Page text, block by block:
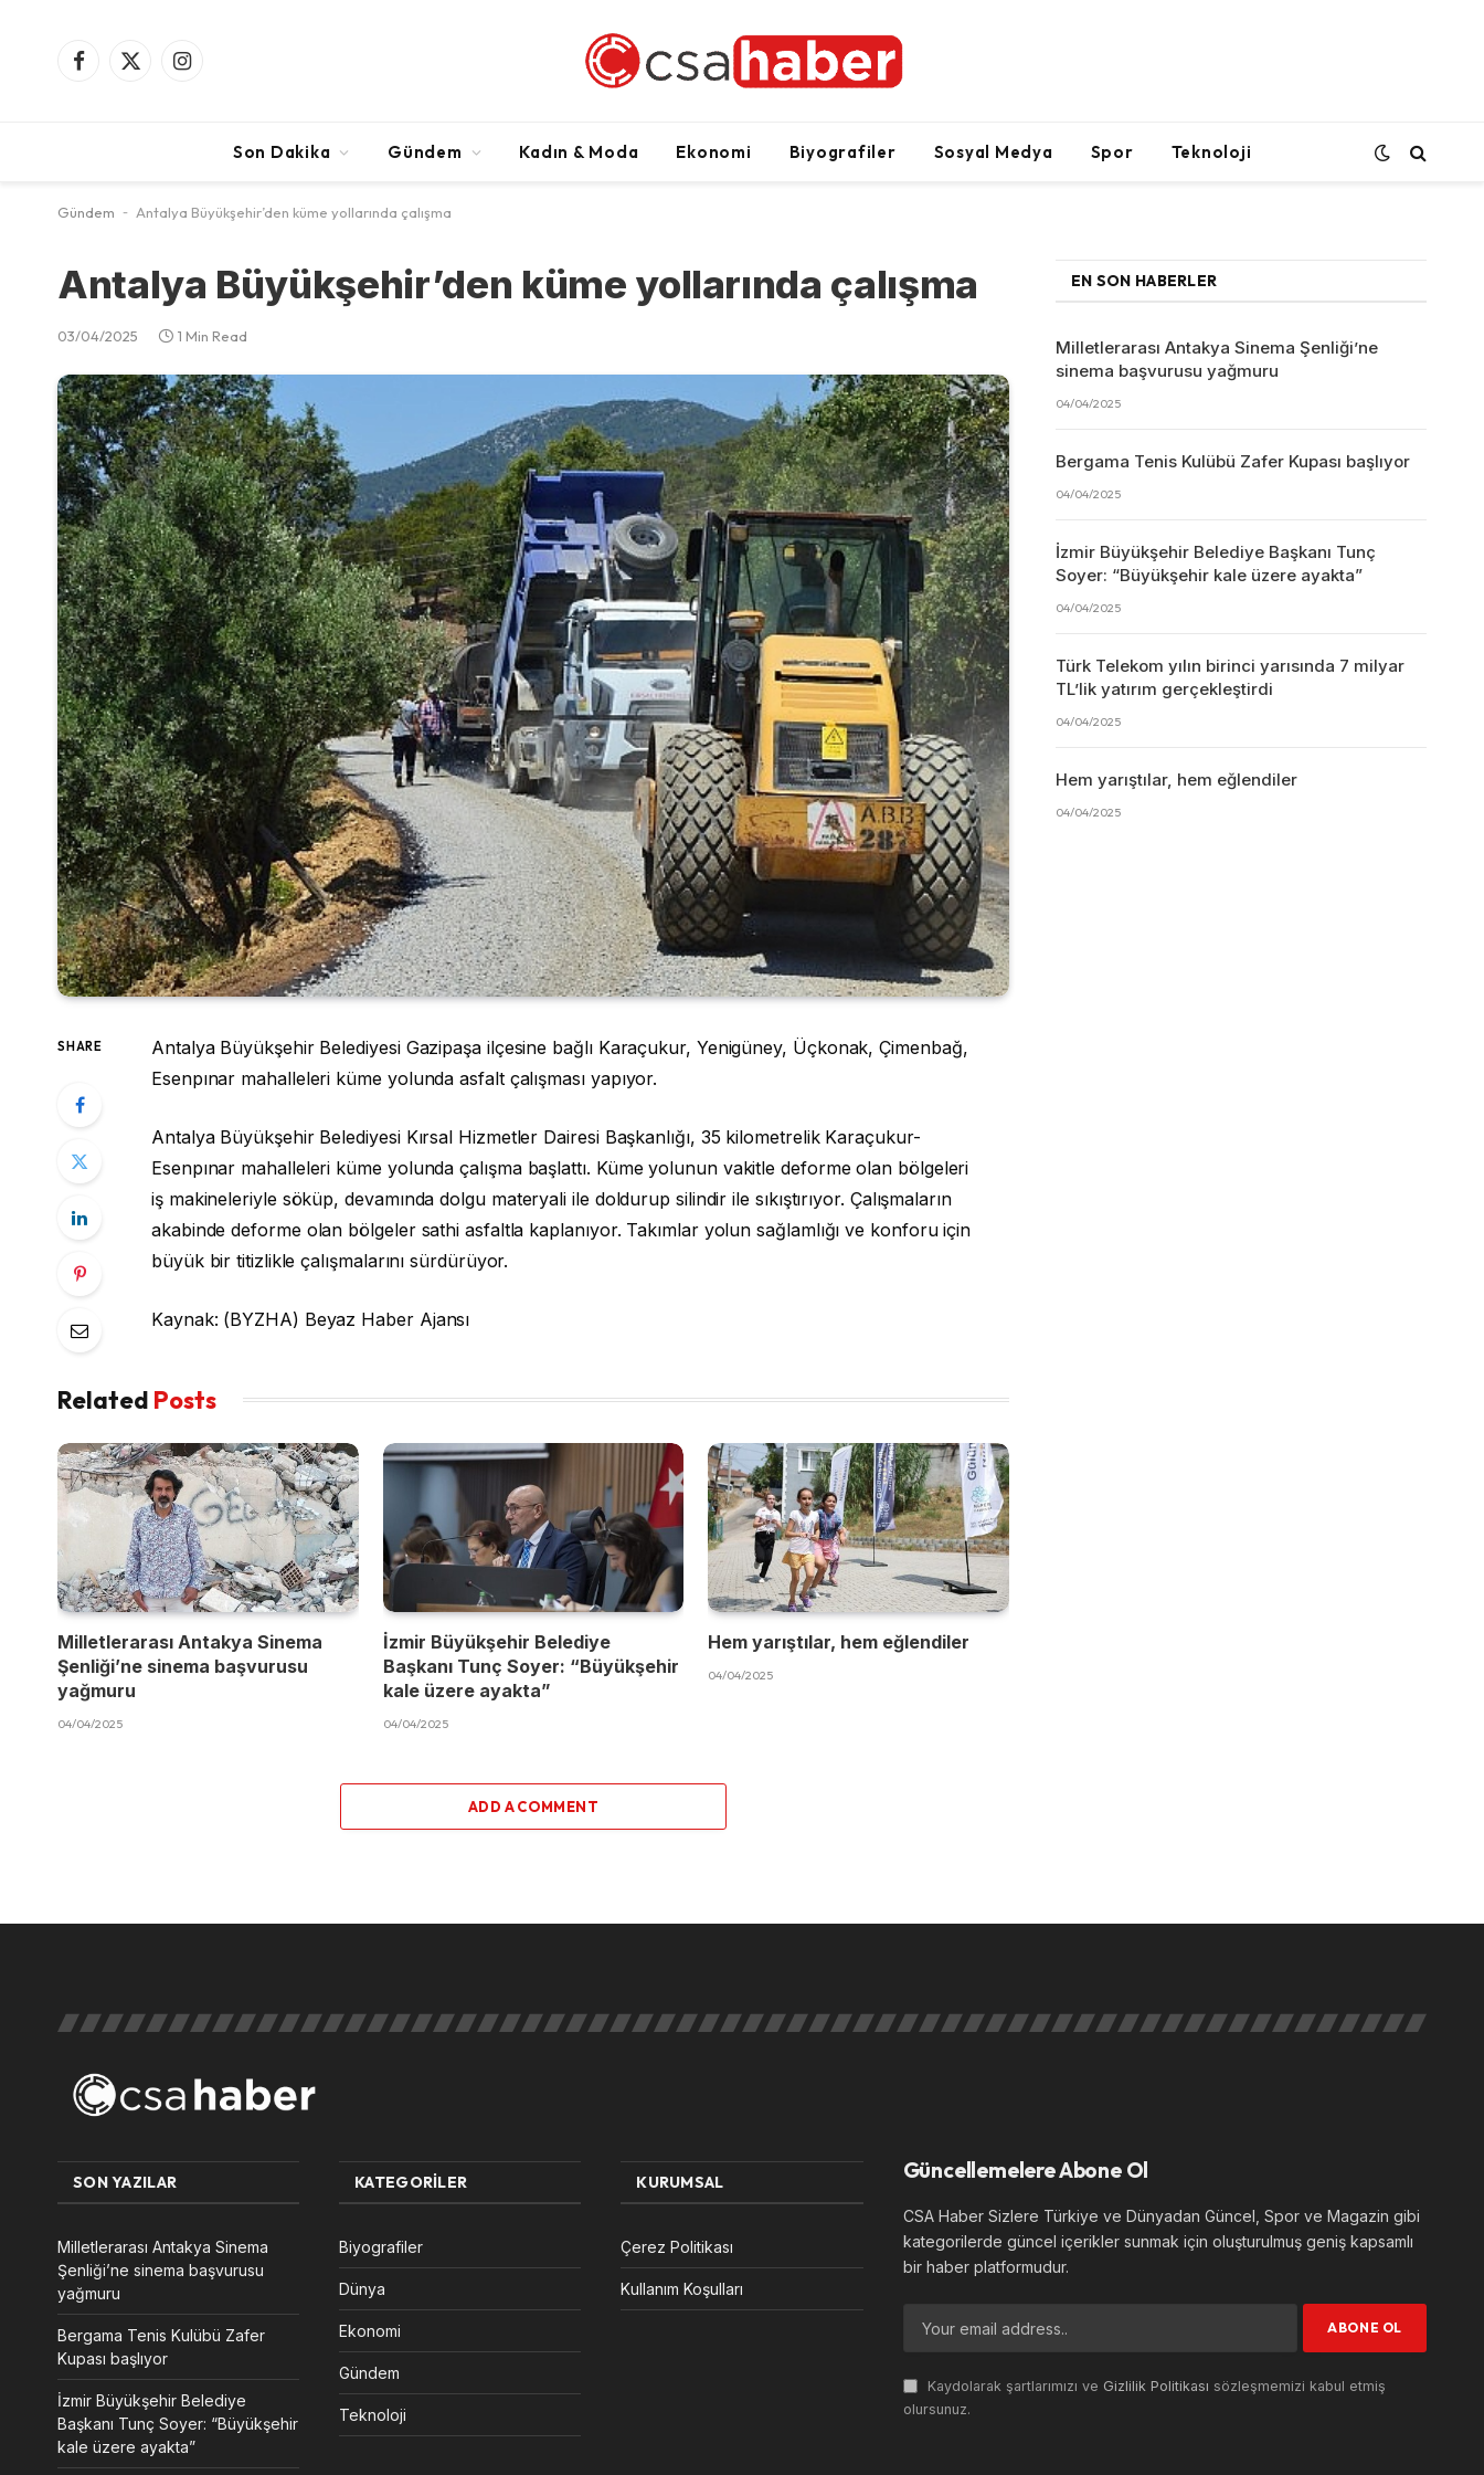
Facebook
X
Instagram
Son Dakika Gündem Kadın & Moda Ekonomi Biyografiler Sosyal Medya Spor Teknoloji
Gündem - Antalya Büyükşehir’den küme yollarında çalışma
Antalya Büyükşehir’den küme yollarında çalışma
03/04/2025 1 Min Read
SHARE
Antalya Büyükşehir Belediyesi Gazipaşa ilçesine bağlı Karaçukur, Yenigüney, Üçkonak, Çimenbağ,
Esenpınar mahalleleri küme yolunda asfalt çalışması yapıyor.
Antalya Büyükşehir Belediyesi Kırsal Hizmetler Dairesi Başkanlığı, 35 kilometrelik Karaçukur-
Esenpınar mahalleleri küme yolunda çalışma başlattı. Küme yolunun vakitle deforme olan bölgeleri
iş makineleriyle söküp, devamında dolgu materyali ile doldurup silindir ile sıkıştırıyor. Çalışmaların
akabinde deforme olan bölgeler sathi asfaltla kaplanıyor. Takımlar yolun sağlamlığı ve konforu için
büyük bir titizlikle çalışmalarını sürdürüyor.
Kaynak: (BYZHA) Beyaz Haber Ajansı
Related Posts
Milletlerarası Antakya Sinema
Şenliği’ne sinema başvurusu
yağmuru
04/04/2025
İzmir Büyükşehir Belediye
Başkanı Tunç Soyer: “Büyükşehir
kale üzere ayakta”
04/04/2025
Hem yarıştılar, hem eğlendiler
04/04/2025
ADD A COMMENT
EN SON HABERLER
Milletlerarası Antakya Sinema Şenliği’ne
sinema başvurusu yağmuru
04/04/2025
Bergama Tenis Kulübü Zafer Kupası başlıyor
04/04/2025
İzmir Büyükşehir Belediye Başkanı Tunç
Soyer: “Büyükşehir kale üzere ayakta”
04/04/2025
Türk Telekom yılın birinci yarısında 7 milyar
TL’lik yatırım gerçekleştirdi
04/04/2025
Hem yarıştılar, hem eğlendiler
04/04/2025
SON YAZILAR
Milletlerarası Antakya Sinema
Şenliği’ne sinema başvurusu
yağmuru
Bergama Tenis Kulübü Zafer
Kupası başlıyor
İzmir Büyükşehir Belediye
Başkanı Tunç Soyer: “Büyükşehir
kale üzere ayakta”
KATEGORILER
Biyografiler
Dünya
Ekonomi
Gündem
Teknoloji
KURUMSAL
Çerez Politikası
Kullanım Koşulları
Güncellemelere Abone Ol
CSA Haber Sizlere Türkiye ve Dünyadan Güncel, Spor ve Magazin gibi
kategorilerde güncel içerikler sunmak için oluşturulmuş geniş kapsamlı
bir haber platformudur.
Kaydolarak şartlarımızı ve Gizlilik Politikası sözleşmemizi kabul etmiş
olursunuz.